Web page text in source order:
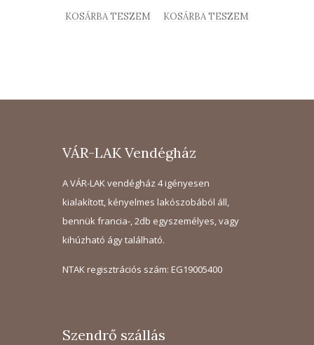
KOSÁRBA TESZEM KOSÁRBA TESZEM
VÁR-LAK Vendégház
A VÁR-LAK vendégház 4 igényesen
kialakított, kényelmes lakószobából áll,
bennük francia-, 2db egyszemélyes, vagy
kihúzható ágy található.
NTAK regisztrációs szám: EG19005400
Szendrő szállás